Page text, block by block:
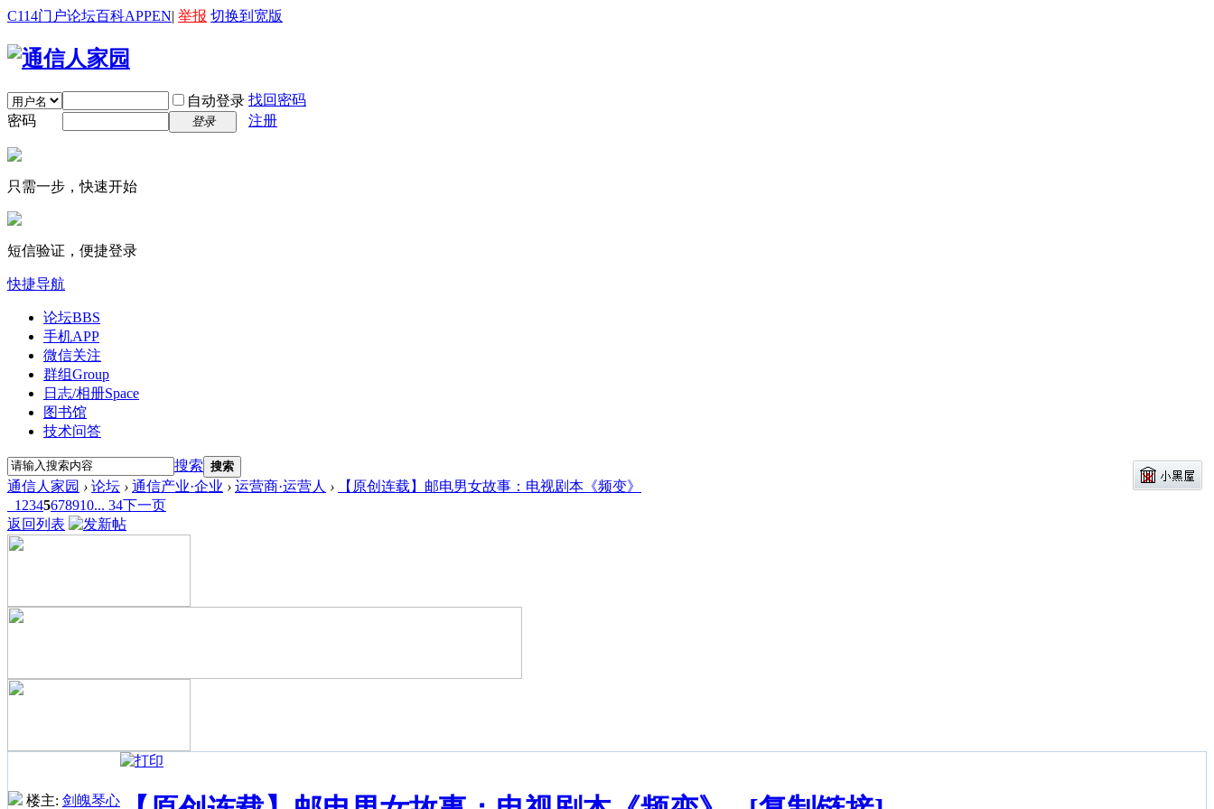
C114门户论坛百科APPEN| 举报 切换到宽版
自动登录 找回密码
密码
登录 注册
只需一步，快速开始
短信验证，便捷登录
快捷导航
论坛BBS
手机APP
微信关注
群组Group
日志/相册Space
图书馆
技术问答
搜索 搜索
通信人家园 › 论坛 › 通信产业·企业 › 运营商·运营人 ›
【原创连载】邮电男女故事：电视剧本《频变》
1 2345678910... 34下一页
返回列表
楼主: 剑魄琴心